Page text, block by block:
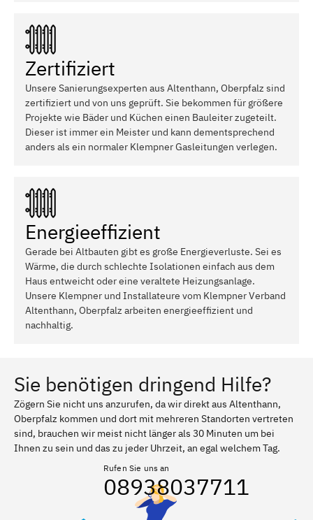
Zertifiziert
Unsere Sanierungsexperten aus Altenthann, Oberpfalz sind
zertifiziert und von uns geprüft. Sie bekommen für größere
Projekte wie Bäder und Küchen einen Bauleiter zugeteilt.
Dieser ist immer ein Meister und kann dementsprechend
anders als ein normaler Klempner Gasleitungen verlegen.
Energieeffizient
Gerade bei Altbauten gibt es große Energieverluste. Sei es
Wärme, die durch schlechte Isolationen einfach aus dem
Haus entweicht oder eine veraltete Heizungsanlage.
Unsere Klempner und Installateure vom Klempner Verband
Altenthann, Oberpfalz arbeiten energieeffizient und
nachhaltig.
Sie benötigen dringend Hilfe?
Zögern Sie nicht uns anzurufen, da wir direkt aus Altenthann,
Oberpfalz kommen und dort mit mehreren Standorten vertreten
sind, brauchen wir meist nicht länger als 30 Minuten um bei
Ihnen zu sein und das zu jeder Uhrzeit, an egal welchem Tag.
Rufen Sie uns an
08938037711